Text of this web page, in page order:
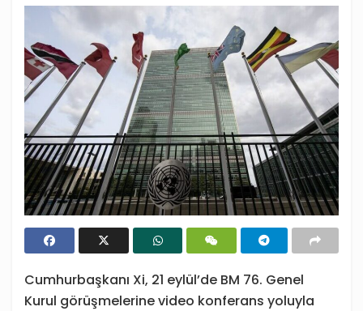
Cumhurbaşkanı Xi, 21 eylül’de BM 76. Genel
Kurul görüşmelerine video konferans yoluyla